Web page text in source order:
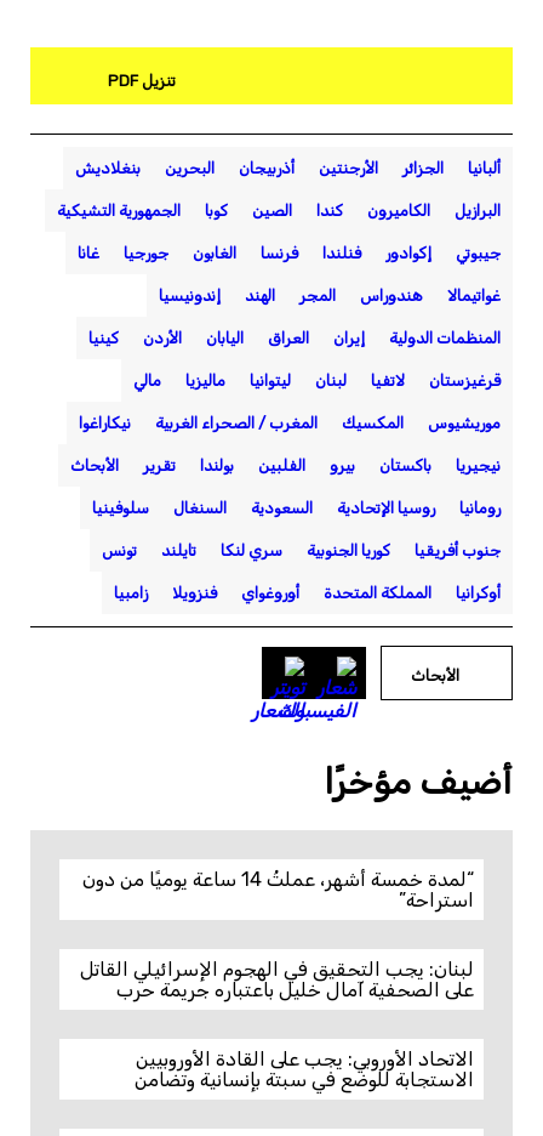
تنزيل PDF
ألبانيا الجزائر الأرجنتين أذربيجان البحرين بنغلاديش
البرازيل الكاميرون كندا الصين كوبا الجمهورية التشيكية
جيبوتي إكوادور فنلندا فرنسا الغابون جورجيا غانا
غواتيمالا هندوراس المجر الهند إندونيسيا
المنظمات الدولية إيران العراق اليابان الأردن كينيا
قرغيزستان لاتفيا لبنان ليتوانيا ماليزيا مالي
موريشيوس المكسيك المغرب / الصحراء الغربية نيكاراغوا
نيجيريا باكستان بيرو الفلبين بولندا تقرير الأبحاث
رومانيا روسيا الإتحادية السعودية السنغال سلوفينيا
جنوب أفريقيا كوريا الجنوبية سري لنكا تايلند تونس
أوكرانيا المملكة المتحدة أوروغواي فنزويلا زامبيا
الأبحاث
أضيف مؤخرًا
“لمدة خمسة أشهر، عملتُ 14 ساعة يوميًا من دون
استراحة”
لبنان: يجب التحقيق في الهجوم الإسرائيلي القاتل
على الصحفية آمال خليل باعتباره جريمة حرب
الاتحاد الأوروبي: يجب على القادة الأوروبيين
الاستجابة للوضع في سبتة بإنسانية وتضامن